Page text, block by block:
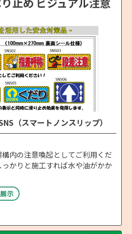
（スマートノンスリップ）
内の注意喚起としてご利用くだ
かりと施工すれば水や油がかか
示